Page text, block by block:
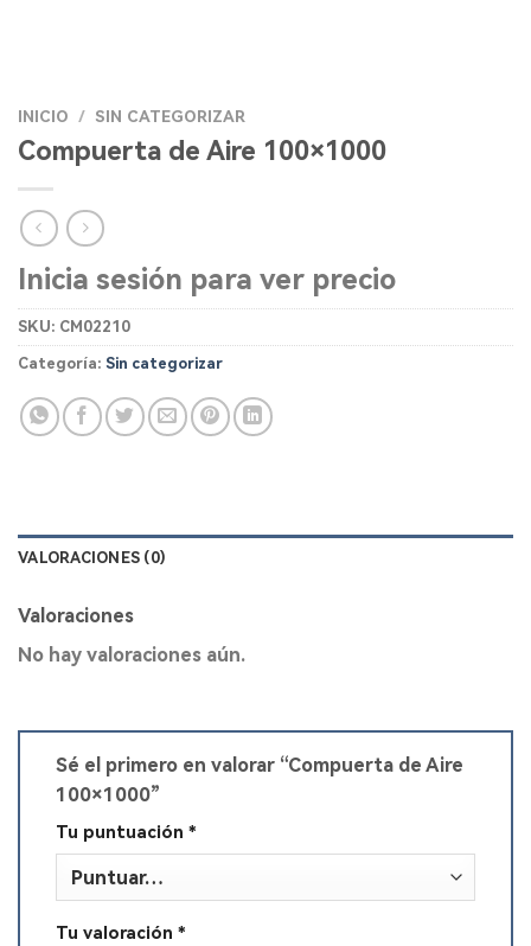
INICIO / SIN CATEGORIZAR
Compuerta de Aire 100×1000
Inicia sesión para ver precio
SKU: CM02210
Categoría: Sin categorizar
VALORACIONES (0)
Valoraciones
No hay valoraciones aún.
Sé el primero en valorar “Compuerta de Aire
100×1000”
Tu puntuación *
Tu valoración *